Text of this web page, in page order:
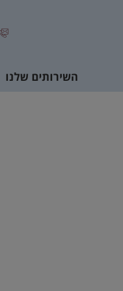
השירותים שלנו